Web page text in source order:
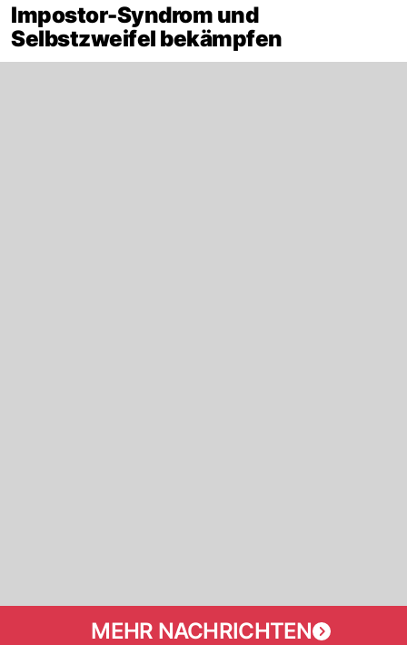
Impostor-Syndrom und
Selbstzweifel bekämpfen
MEHR NACHRICHTEN